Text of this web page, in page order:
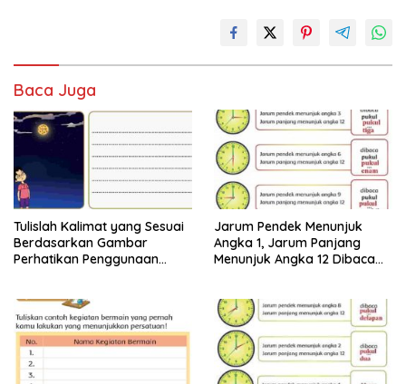
Baca Juga
Tulislah Kalimat yang Sesuai
Berdasarkan Gambar
Perhatikan Penggunaan
Halaman 28 29
Jarum Pendek Menunjuk
Angka 1, Jarum Panjang
Menunjuk Angka 12 Dibaca